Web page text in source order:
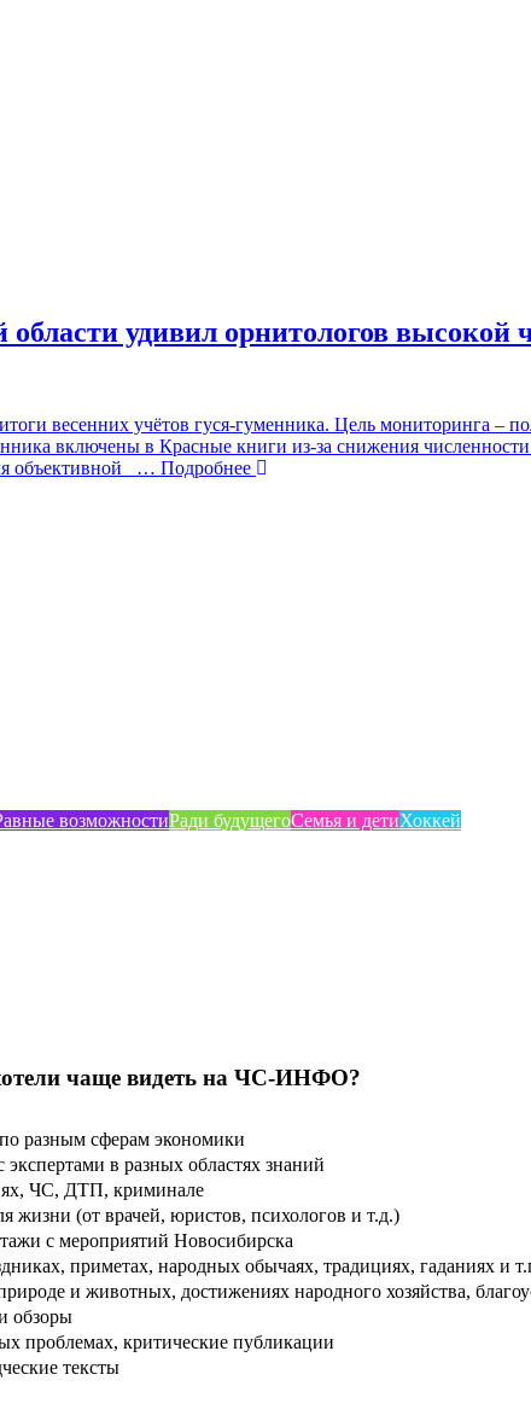
удивил орнитологов высокой
весенних учётов гуся-гуменника. Цель мониторинга –
включены в Красные книги из‑за снижения
объективной
… Подробнее
возможностиРади будущегоСемья и детиХоккей
чаще видеть на ЧС-ИНФО?
разным сферам экономики
в разных областях знаний
ЧС, ДТП, криминале
жизни (от врачей, юристов, психологов и т.д.)
с мероприятий Новосибирска
приметах, народных обычаях, традициях, гаданиях и
и животных, достижениях народного хозяйства,
обзоры
проблемах, критические публикации
тексты